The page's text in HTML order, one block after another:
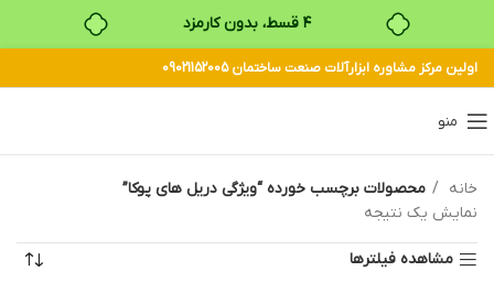
۴ قسط، بدون کارمزد
بدون ضامن، بدون سود
اولین مرکز مشاوره ابزارآلات صنعت ساختمان 09021152005
منو
خانه
محصولات برچسب خورده “ویژگی دریل های پوکا”
نمایش یک نتیجه
مشاهده فیلترها